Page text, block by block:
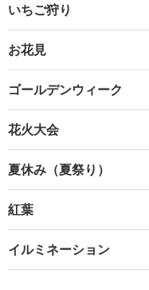
いちご狩り
お花見
ゴールデンウィーク
花火大会
夏休み（夏祭り）
紅葉
イルミネーション